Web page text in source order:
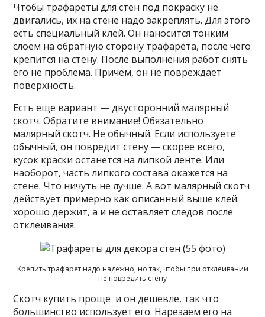
Чтобы трафареты для стен под покраску не
двигались, их на стене надо закреплять. Для этого
есть специальный клей. Он наносится тонким
слоем на обратную сторону трафарета, после чего
крепится на стену. После выполнения работ снять
его не проблема. Причем, он не повреждает
поверхность.
Есть еще вариант — двусторонний малярный
скотч. Обратите внимание! Обязательно
малярный скотч. Не обычный. Если используете
обычный, он повредит стену — скорее всего,
кусок краски останется на липкой ленте. Или
наоборот, часть липкого состава окажется на
стене. Что ничуть не лучше. А вот малярный скотч
действует примерно как описанный выше клей:
хорошо держит, а и не оставляет следов после
отклеивания.
Крепить трафарет надо надежно, но так, чтобы при отклеивании
не повредить стену
Скотч купить проще и он дешевле, так что
большинство использует его. Нарезаем его на